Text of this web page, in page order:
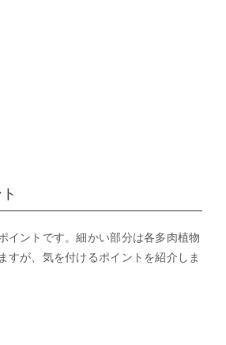
イントです。細かい部分は各多肉植物
すが、気を付けるポイントを紹介しま